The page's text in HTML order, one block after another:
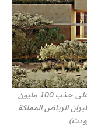
نظرًا لأن المملكة العربية السعودية تضع أنظارها على جذب 100 مليون
تقرب طيران الرياض المملكة